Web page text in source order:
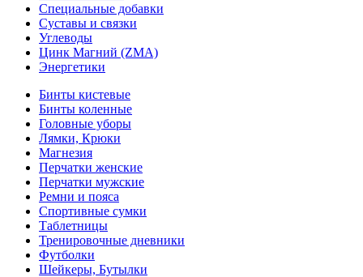
Специальные добавки
Суставы и связки
Углеводы
Цинк Магний (ZMA)
Энергетики
Бинты кистевые
Бинты коленные
Головные уборы
Лямки, Крюки
Магнезия
Перчатки женские
Перчатки мужские
Ремни и пояса
Спортивные сумки
Таблетницы
Тренировочные дневники
Футболки
Шейкеры, Бутылки